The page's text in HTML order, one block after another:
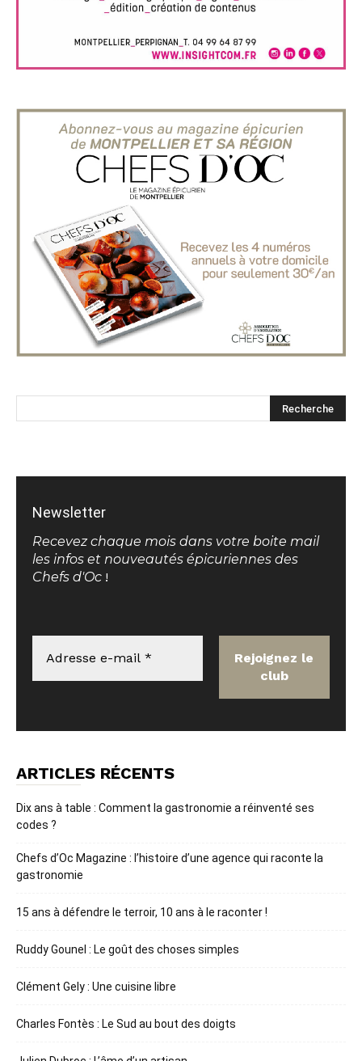
Newsletter
Recevez chaque mois dans votre boite mail
les infos et nouveautés épicuriennes des
Chefs d'Oc !
ARTICLES RÉCENTS
Dix ans à table : Comment la gastronomie a réinventé ses
codes ?
Chefs d’Oc Magazine : l’histoire d’une agence qui raconte la
gastronomie
15 ans à défendre le terroir, 10 ans à le raconter !
Ruddy Gounel : Le goût des choses simples
Clément Gely : Une cuisine libre
Charles Fontès : Le Sud au bout des doigts